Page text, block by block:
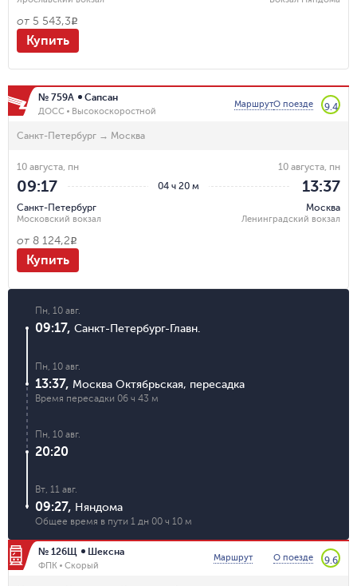
от 5 543,3R
Купить
№ 759А Сапсан
ДОСС Высокоскоростной
МаршрутО поезде 9.4
Санкт-Петербург → Москва
04 ч 20 м
10 августа, пн
09:17
Санкт-Петербург
Московский вокзал
10 августа, пн
13:37
Москва
Ленинградский вокзал
от 8 124,2R
Купить
Пн, 10 авг.
09:17, Санкт-Петербург-Главн.
Пн, 10 авг.
13:37, Москва Октябрьская, пересадка
Время пересадки 06 ч 43 м
Пн, 10 авг.
20:20
Вт, 11 авг.
09:27, Няндома
Общее время в пути 1 дн 00 ч 10 м
№ 126Щ Шексна
ФПК Скорый
Маршрут О поезде 9.6